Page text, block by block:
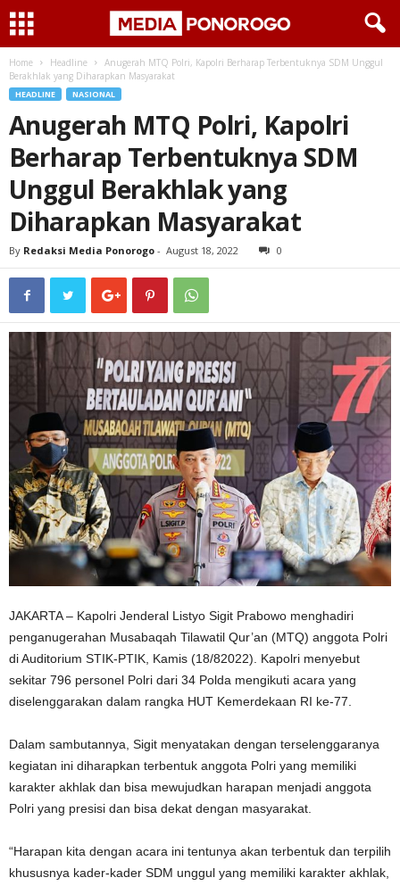
Home Headline
Anugerah MTQ Polri, Kapolri Berharap Terbentuknya SDM Unggul
Berakhlak yang Diharapkan Masyarakat
HEADLINE NASIONAL
Anugerah MTQ Polri, Kapolri
Berharap Terbentuknya SDM
Unggul Berakhlak yang
Diharapkan Masyarakat
By Redaksi Media Ponorogo - August 18, 2022 0
JAKARTA – Kapolri Jenderal Listyo Sigit Prabowo menghadiri
penganugerahan Musabaqah Tilawatil Qur’an (MTQ) anggota Polri
di Auditorium STIK-PTIK, Kamis (18/82022). Kapolri menyebut
sekitar 796 personel Polri dari 34 Polda mengikuti acara yang
diselenggarakan dalam rangka HUT Kemerdekaan RI ke-77.
Dalam sambutannya, Sigit menyatakan dengan terselenggaranya
kegiatan ini diharapkan terbentuk anggota Polri yang memiliki
karakter akhlak dan bisa mewujudkan harapan menjadi anggota
Polri yang presisi dan bisa dekat dengan masyarakat.
“Harapan kita dengan acara ini tentunya akan terbentuk dan terpilih
khususnya kader-kader SDM unggul yang memiliki karakter akhlak,